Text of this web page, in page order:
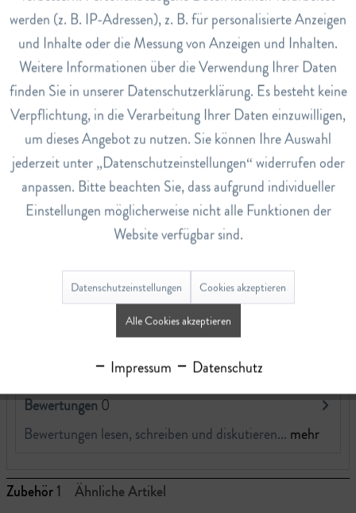
Fixierhosen getragen - für einen körpernahen Sitz.
Saugstärken
Normal 5/8
Plus 6/8
Extra 6.5/8
Super 7/8
Maxi 8/8
7322540696011
Bewertungen 0
Bewertungen lesen, schreiben und diskutieren... mehr
Zubehör1 Ähnliche Artikel
Tracking Inaktiv
Service Inaktiv
werden (z. B. IP-Adressen), z. B. für personalisierte Anzeigen
und Inhalte oder die Messung von Anzeigen und Inhalten.
Weitere Informationen über die Verwendung Ihrer Daten
finden Sie in unserer Datenschutzerklärung. Es besteht keine
Verpflichtung, in die Verarbeitung Ihrer Daten einzuwilligen,
um dieses Angebot zu nutzen. Sie können Ihre Auswahl
jederzeit unter „Datenschutzeinstellungen“ widerrufen oder
anpassen. Bitte beachten Sie, dass aufgrund individueller
Einstellungen möglicherweise nicht alle Funktionen der
Website verfügbar sind.
Datenschutzeinstellungen Cookies akzeptieren
Alle Cookies akzeptieren
Impressum Datenschutz